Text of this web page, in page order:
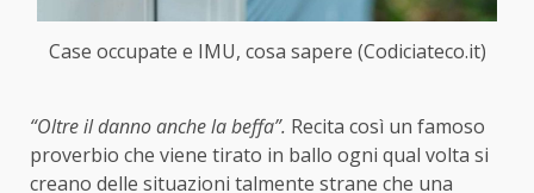
Case occupate e IMU, cosa sapere (Codiciateco.it)
“Oltre il danno anche la beffa”. Recita così un famoso
proverbio che viene tirato in ballo ogni qual volta si
creano delle situazioni talmente strane che una